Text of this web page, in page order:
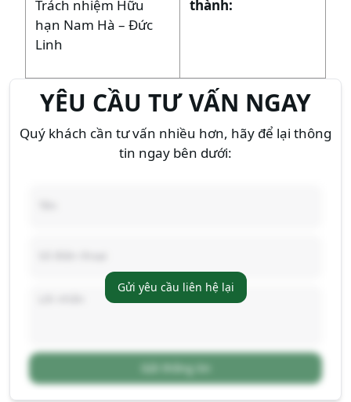
Trách nhiệm Hữu
hạn Nam Hà – Đức
Linh
thành:
YÊU CẦU TƯ VẤN NGAY
Quý khách cần tư vấn nhiều hơn, hãy để lại thông
tin ngay bên dưới:
Gửi thông tin
Gửi yêu cầu liên hệ lại